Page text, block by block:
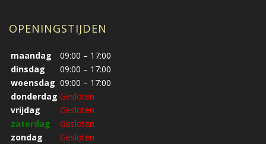
OPENINGSTIJDEN
maandag
09:00 – 17:00
dinsdag
09:00 – 17:00
woensdag 09:00 – 17:00
donderdag Gesloten
vrijdag
Gesloten
zaterdag
Gesloten
zondag
Gesloten